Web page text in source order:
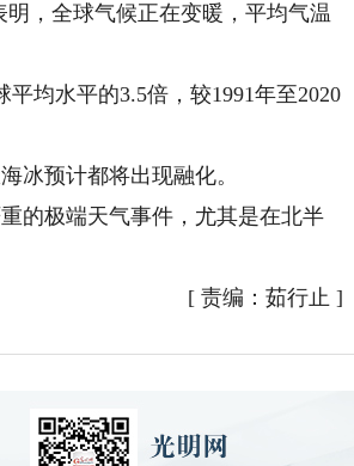
，全球气候正在变暖，平均气温
均水平的3.5倍，较1991年至2020
预计都将出现融化。
的极端天气事件，尤其是在北半
[ 责编：茹行止 ]